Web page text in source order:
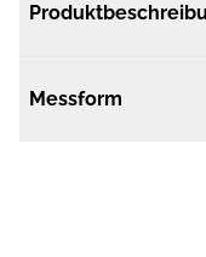
Messform